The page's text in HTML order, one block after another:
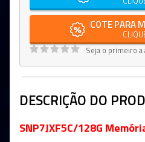
COTE PARA
Seja o primeiro
DESCRIÇÃO DO
SNP7JXF5C/128G